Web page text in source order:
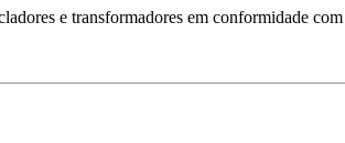
e transformadores em conformidade